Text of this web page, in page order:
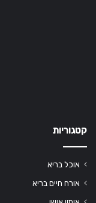
קטגוריות
אוכל בריא
אורח חיים בריא